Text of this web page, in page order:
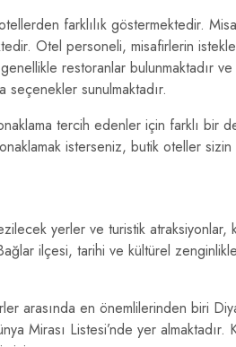
farklılık göstermektedir.
Otel personeli, misafirlerin
restoranlar bulunmaktadır
seçenekler sunulmaktadır.
tercih edenler için farklı bir
isterseniz, butik oteller
yerler ve turistik atraksiyonlar,
ilçesi, tarihi ve kültürel
arasında en önemlilerinden biri
Mirası Listesi’nde yer